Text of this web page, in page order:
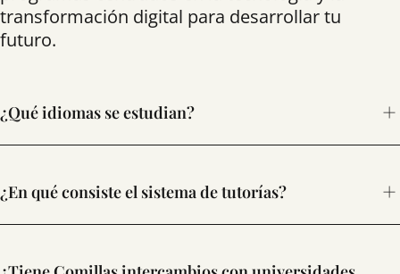
transformación digital para desarrollar tu
futuro.
¿Qué idiomas se estudian?
¿En qué consiste el sistema de tutorías?